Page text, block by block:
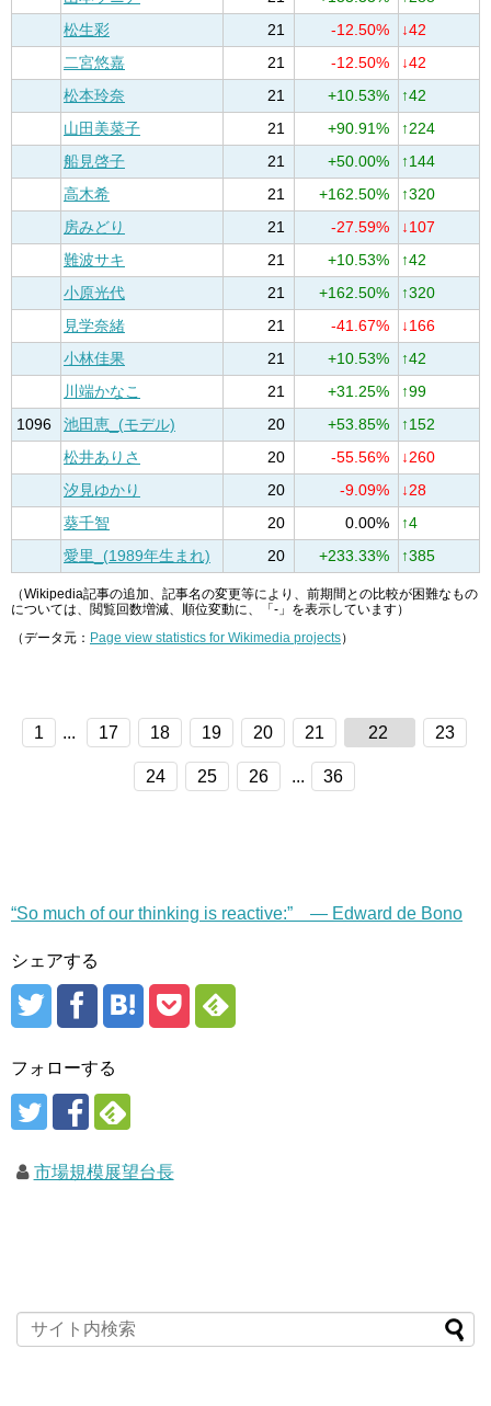
松生彩
21 -12.50%
↓42
二宮悠嘉
21 -12.50%
↓42
松本玲奈
21 +10.53%
↑42
山田美菜子
21 +90.91%
↑224
船見啓子
21 +50.00%
↑144
高木希
21 +162.50%
↑320
房みどり
21 -27.59%
↓107
難波サキ
21 +10.53%
↑42
小原光代
21 +162.50%
↑320
見学奈緒
21 -41.67%
↓166
小林佳果
21 +10.53%
↑42
川端かなこ
21 +31.25%
↑99
1096
池田恵_(モデル) 20 +53.85%
↑152
松井ありさ
20 -55.56%
↓260
汐見ゆかり
20 -9.09%
↓28
葵千智
20 0.00%
↑4
愛里_(1989年生まれ)
20 +233.33% ↑385
（Wikipedia記事の追加、記事名の変更等により、前期間との比較が困難なもの
については、閲覧回数増減、順位変動に、「-」を表示しています）
（データ元： Page view statistics for Wikimedia projects）
1 ... 17 18 19 20 21 22 23
24 25 26 ... 36
“So much of our thinking is reactive:” — Edward de Bono
シェアする
フォローする
市場規模展望台長